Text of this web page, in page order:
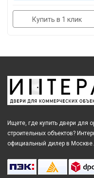
Купить в 1 клик
Ищете, где купить двери для
строительных объектов?
официальный дилер в Москве.